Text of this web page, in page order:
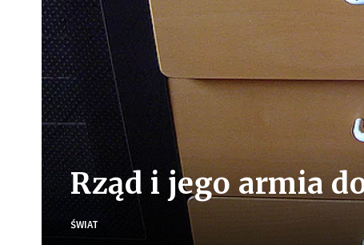
Rząd i jego armia
ŚWIAT